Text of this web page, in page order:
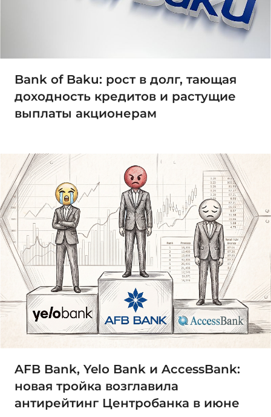
Bank of Baku: рост в долг, тающая
доходность кредитов и растущие
выплаты акционерам
AFB Bank, Yelo Bank и AccessBank:
новая тройка возглавила
антирейтинг Центробанка в июне